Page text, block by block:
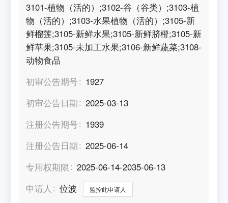
3101-植物（活的）;3102-谷（谷类）;3103-植
物（活的）;3103-水果植物（活的）;3105-新
鲜榴莲;3105-新鲜水果;3105-新鲜脐橙;3105-新
鲜苹果;3105-未加工水果;3106-新鲜蔬菜;3108-
动物食品
初审公告期号
1927
初审公告日期
2025-03-13
注册公告期号
1939
注册公告日期
2025-06-14
专用权期限
2025-06-14-2035-06-13
申请人
位波 监控此申请人